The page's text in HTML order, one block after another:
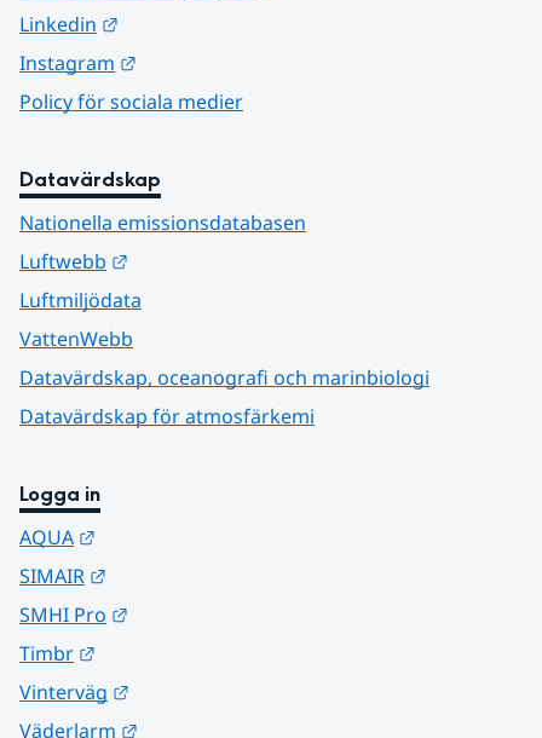
Linkedin
Instagram
Policy för sociala medier
Datavärdskap
Nationella emissionsdatabasen
Luftwebb
Luftmiljödata
VattenWebb
Datavärdskap, oceanografi och marinbiologi
Datavärdskap för atmosfärkemi
Logga in
AQUA
SIMAIR
SMHI Pro
Timbr
Vinterväg
Väderlarm